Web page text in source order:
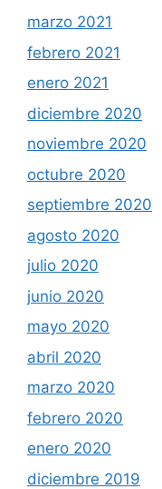
marzo 2021
febrero 2021
enero 2021
diciembre 2020
noviembre 2020
octubre 2020
septiembre 2020
agosto 2020
julio 2020
junio 2020
mayo 2020
abril 2020
marzo 2020
febrero 2020
enero 2020
diciembre 2019